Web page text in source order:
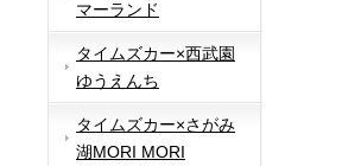
マーランド
タイムズカー×西武園
ゆうえんち
タイムズカー×さがみ
湖MORI MORI